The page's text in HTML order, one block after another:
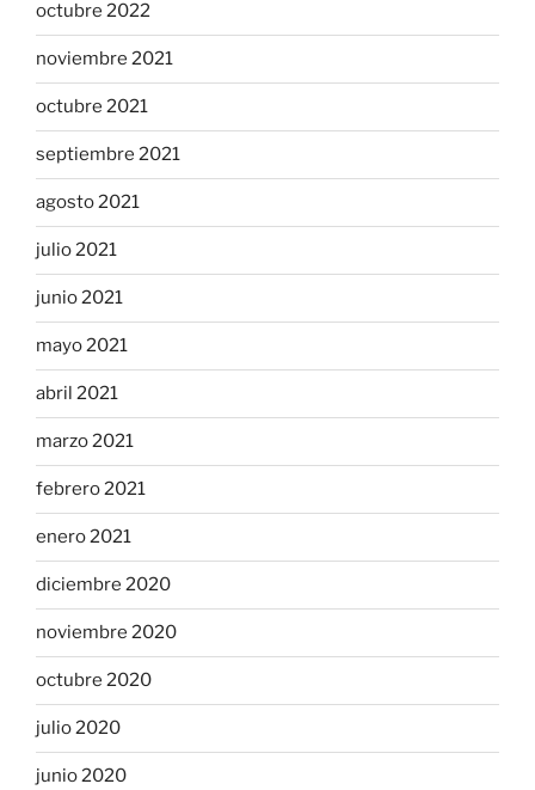
octubre 2022
noviembre 2021
octubre 2021
septiembre 2021
agosto 2021
julio 2021
junio 2021
mayo 2021
abril 2021
marzo 2021
febrero 2021
enero 2021
diciembre 2020
noviembre 2020
octubre 2020
julio 2020
junio 2020